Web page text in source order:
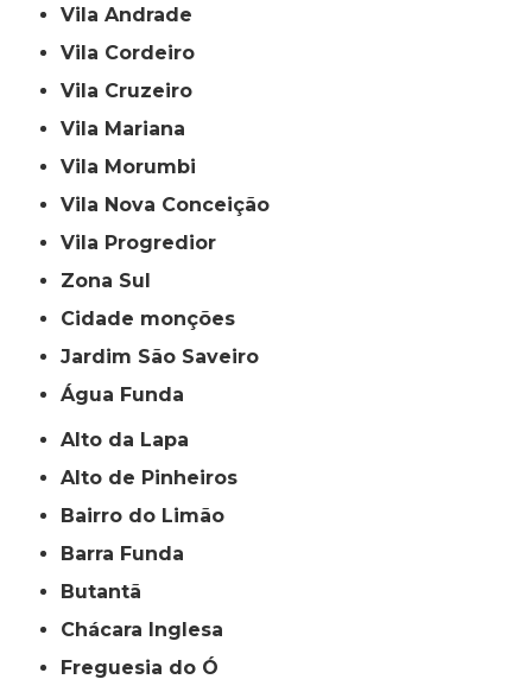
Vila Andrade
Vila Cordeiro
Vila Cruzeiro
Vila Mariana
Vila Morumbi
Vila Nova Conceição
Vila Progredior
Zona Sul
cidade monções
jardim São Saveiro
Água Funda
Alto da Lapa
Alto de Pinheiros
Bairro do Limão
Barra Funda
Butantã
Chácara Inglesa
Freguesia do Ó